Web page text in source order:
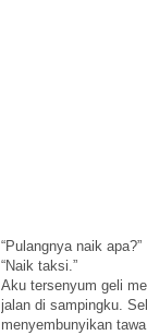
“Pulangnya naik apa?”
“Naik taksi.”
Aku tersenyum geli
jalan di sampingku.
menyembunyikan